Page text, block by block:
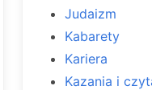
Judaizm
Kabarety
Kariera
Kazania i